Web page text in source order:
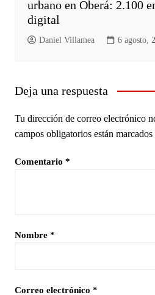
urbano en Oberá: 2.100
digital
Daniel Villamea 6 agosto,
Deja una respuesta
Tu dirección de correo electrónico
campos obligatorios están marcados
Comentario *
Nombre *
Correo electrónico *